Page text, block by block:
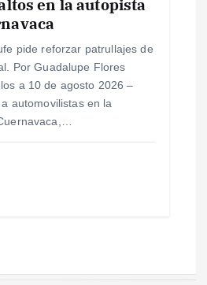
en la autopista
pide reforzar patrullajes de
Por Guadalupe Flores
a 10 de agosto 2026 –
automovilistas en la